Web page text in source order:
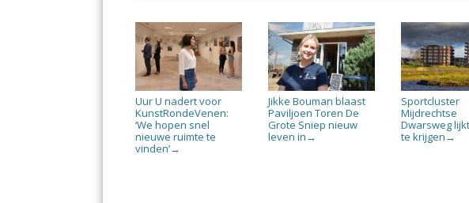
Uur U nadert voor
KunstRondeVenen:
‘We hopen snel
nieuwe ruimte te
vinden’→
Jikke Bouman blaast
Paviljoen Toren De
Grote Sniep nieuw
leven in →
Sportcluster
Mijdrechtse
Dwarsweg
te krijgen →